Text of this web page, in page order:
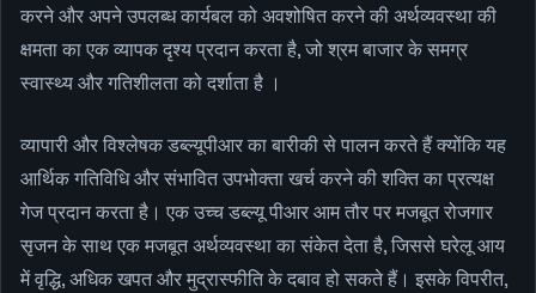
करने और अपने उपलब्ध कार्यबल को अवशोषित करने की अर्थव्यवस्था की
क्षमता का एक व्यापक दृश्य प्रदान करता है, जो श्रम बाजार के समग्र
स्वास्थ्य और गतिशीलता को दर्शाता है ।
व्यापारी और विश्लेषक डब्ल्यूपीआर का बारीकी से पालन करते हैं क्योंकि यह
आर्थिक गतिविधि और संभावित उपभोक्ता खर्च करने की शक्ति का प्रत्यक्ष
गेज प्रदान करता है। एक उच्च डब्ल्यू पीआर आम तौर पर मजबूत रोजगार
सृजन के साथ एक मजबूत अर्थव्यवस्था का संकेत देता है, जिससे घरेलू आय
में वृद्धि, अधिक खपत और मुद्रास्फीति के दबाव हो सकते हैं। इसके विपरीत,